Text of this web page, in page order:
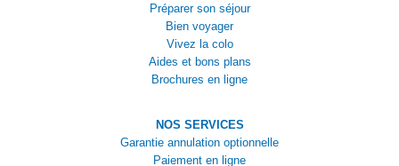
Préparer son séjour
Bien voyager
Vivez la colo
Aides et bons plans
Brochures en ligne
NOS SERVICES
Garantie annulation optionnelle
Paiement en ligne